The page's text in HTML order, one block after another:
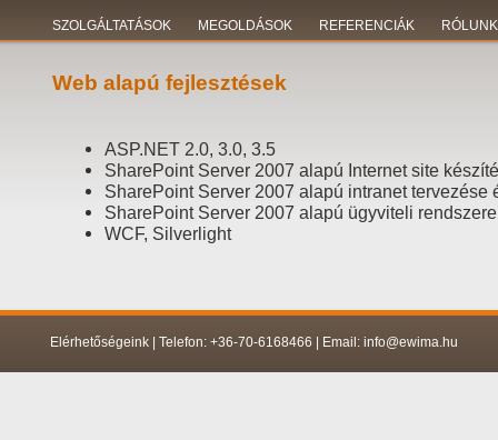
SZOLGÁLTATÁSOK MEGOLDÁSOK REFERENCIÁK RÓLUNK
Web alapú fejlesztések
ASP.NET 2.0, 3.0, 3.5
SharePoint Server 2007 alapú Internet site
SharePoint Server 2007 alapú intranet tervezése
SharePoint Server 2007 alapú ügyviteli
WCF, Silverlight
Elérhetőségeink | Telefon: +36-70-6168466 | Email: info@ewima.hu